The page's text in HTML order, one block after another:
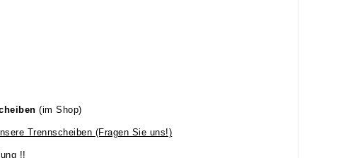
(im Shop)
Trennscheiben (Fragen Sie uns!)
!!